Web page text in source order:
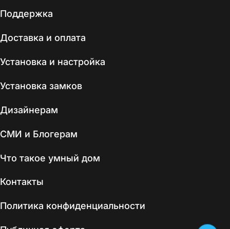
Поддержка
Доставка и оплата
Установка и настройка
Установка замков
Дизайнерам
СМИ и Блогерам
Что такое умный дом
Контакты
Политика конфиденциальности